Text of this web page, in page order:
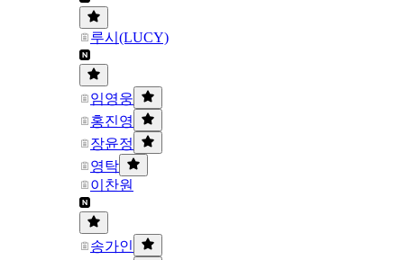
루시(LUCY)
임영웅
홍진영
장윤정
영탁
이찬원
송가인